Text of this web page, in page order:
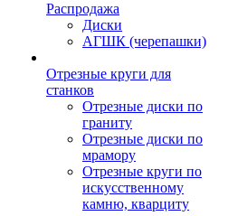
Распродажа
Диски
АГШК (черепашки)
Отрезные круги для
станков
Отрезные диски по
граниту
Отрезные диски по
мрамору
Отрезные круги по
искусственному
камню, кварциту